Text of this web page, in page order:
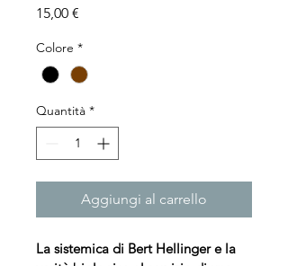
15,00 €
Colore *
Quantità *
Aggiungi al carrello
La sistemica di Bert Hellinger e la